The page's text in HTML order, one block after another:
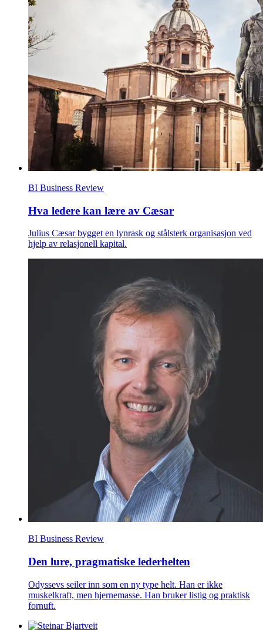
BI Business Review
Hva ledere kan lære av Cæsar
Julius Cæsar bygget en lynrask og stålsterk organisasjon ved
hjelp av relasjonell kapital.
BI Business Review
Den lure, pragmatiske lederhelten
Odyssevs seiler inn som en ny type helt. Han er ikke
muskelkraft, men hjernemasse. Han bruker listig og praktisk
fornuft.